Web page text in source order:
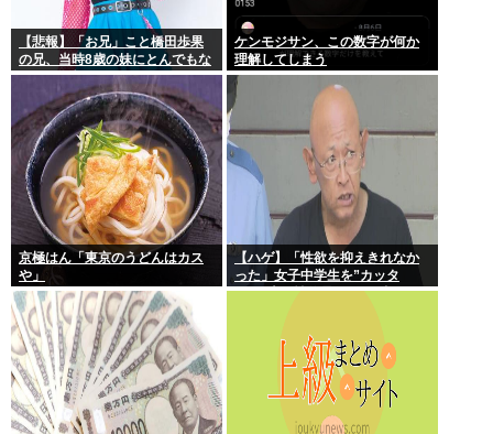
【悲報】「お兄」こと橋田歩果
の兄、当時8歳の妹にとんでもな
いことを頼む
ケンモジサン、この数字が何か
理解してしまう
京極はん「東京のうどんはカス
や」
【ハゲ】「性欲を抑えきれなか
った」女子中学生を”カッタ
ー”で脅し性的暴行か 56歳の男